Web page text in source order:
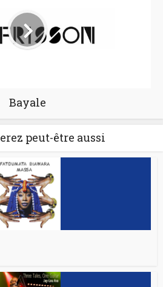
Bayale
peut-être aussi